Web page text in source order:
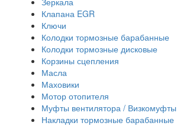
Клапана EGR
Ключи
Колодки тормозные барабанные
Колодки тормозные дисковые
Корзины сцепления
Масла
Маховики
Мотор отопителя
Муфты вентилятора / Визкомуфты
Накладки тормозные барабанные